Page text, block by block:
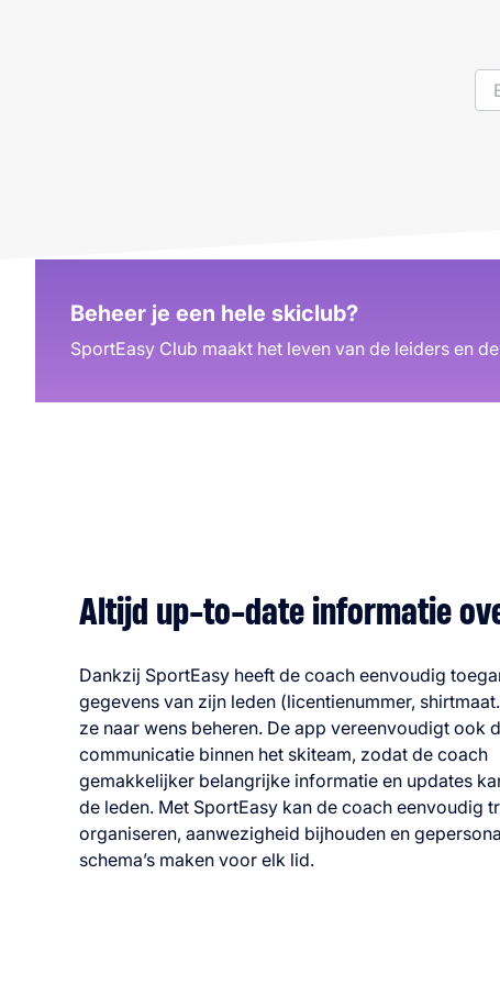
Beheer je een hele skiclub?
SportEasy Club maakt het leven van de leiders en
Altijd up-to-date informatie
Dankzij SportEasy heeft de coach eenvoudig
gegevens van zijn leden (licentienummer,
ze naar wens beheren. De app vereenvoudigt ook
communicatie binnen het skiteam, zodat de coach
gemakkelijker belangrijke informatie en updates
de leden. Met SportEasy kan de coach eenvoudig
organiseren, aanwezigheid bijhouden en
schema’s maken voor elk lid.